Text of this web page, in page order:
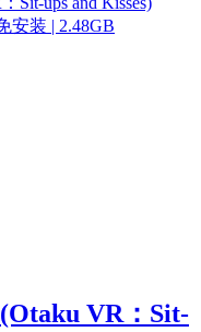
VR：Sit-